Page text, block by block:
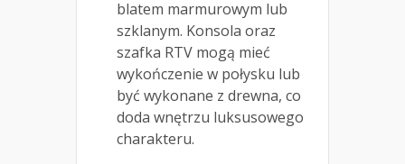
blatem marmurowym lub
szklanym. Konsola oraz
szafka RTV mogą mieć
wykończenie w połysku lub
być wykonane z drewna, co
doda wnętrzu luksusowego
charakteru.